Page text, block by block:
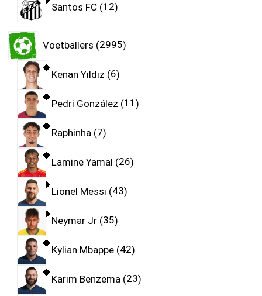
Santos FC 12
Voetballers 2995
Kenan Yıldız 6
Pedri González 11
Raphinha 7
Lamine Yamal 26
Lionel Messi 43
Neymar Jr 35
Kylian Mbappe 42
Karim Benzema 23